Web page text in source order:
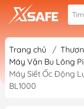
Trang chủ /
Máy Vặn Bu Lông
Máy Siết Ốc Động
BL1000